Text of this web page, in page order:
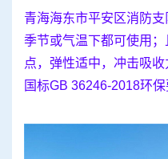
青海海东市平安区消防
季节或气温下都可使用
点，弹性适中，冲击吸
国标GB 36246-2018环保